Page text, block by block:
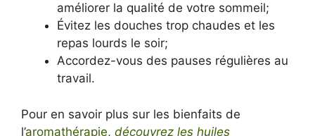
améliorer la qualité de votre sommeil;
Évitez les douches trop chaudes et les
repas lourds le soir;
Accordez-vous des pauses régulières au
travail.
Pour en savoir plus sur les bienfaits de
l’aromathérapie, découvrez les huiles